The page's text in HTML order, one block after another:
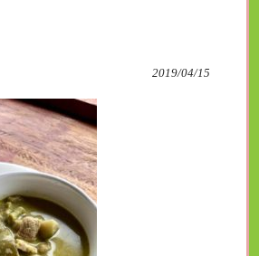
2019/04/15